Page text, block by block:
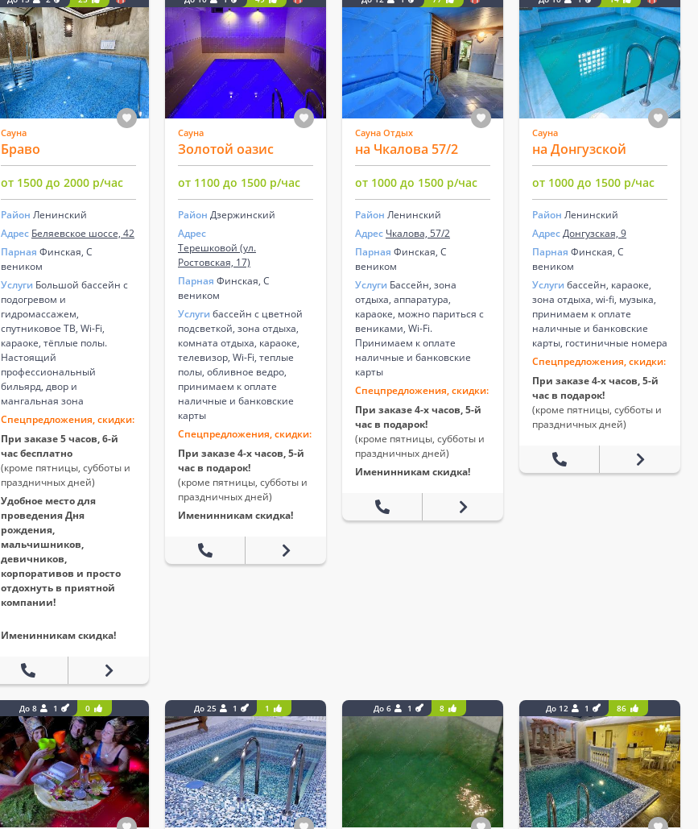
Сауна
Браво
от 1500 до 2000 р/час
Район Ленинский
Адрес Беляевское шоссе, 42
Парная Финская, С
веником
Услуги Большой бассейн с
подогревом и
гидромассажем,
спутниковое ТВ, Wi-Fi,
караоке, тёплые полы.
Настоящий
профессиональный
бильярд, двор и
мангальная зона
Спецпредложения, скидки:
При заказе 5 часов, 6-й
час бесплатно
(кроме пятницы, субботы и
праздничных дней)
Удобное место для
проведения Дня
рождения,
мальчишников,
девичников,
корпоративов и просто
отдохнуть в приятной
компании!
Именинникам скидка!
Сауна
Золотой оазис
от 1100 до 1500 р/час
Район Дзержинский
Адрес
Терешковой (ул.
Ростовская, 17)
Парная Финская, С
веником
Услуги бассейн с цветной
подсветкой, зона отдыха,
комната отдыха, караоке,
телевизор, Wi-Fi, теплые
полы, обливное ведро,
принимаем к оплате
наличные и банковские
карты
Спецпредложения, скидки:
При заказе 4-х часов, 5-й
час в подарок!
(кроме пятницы, субботы и
праздничных дней)
Именинникам скидка!
Сауна Отдых
на Чкалова 57/2
от 1000 до 1500 р/час
Район Ленинский
Адрес Чкалова, 57/2
Парная Финская, С
веником
Услуги Бассейн, зона
отдыха, аппаратура,
караоке, можно париться с
вениками, Wi-Fi.
Принимаем к оплате
наличные и банковские
карты
Спецпредложения, скидки:
При заказе 4-х часов, 5-й
час в подарок!
(кроме пятницы, субботы и
праздничных дней)
Именинникам скидка!
Сауна
на Донгузской
от 1000 до 1500 р/час
Район Ленинский
АдресДонгузская, 9
Парная Финская, С
веником
Услуги бассейн, караоке,
зона отдыха, wi-fi, музыка,
принимаем к оплате
наличные и банковские
карты, гостиничные номера
Спецпредложения, скидки:
При заказе 4-х часов, 5-й
час в подарок!
(кроме пятницы, субботы и
праздничных дней)
До 8 1 0 До 25 1 1 До 6 1 8 До 12 1 86